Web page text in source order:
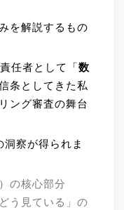
を解説するもの
任者として「数
条としてきた私
ング審査の舞台
察が得られま
の核心部分
う見ている」の